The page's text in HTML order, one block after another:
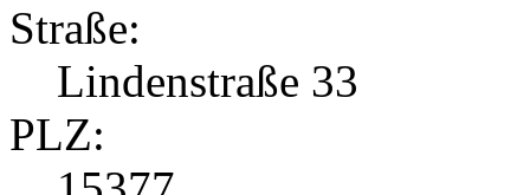
Straße:
Lindenstraße 33
PLZ: